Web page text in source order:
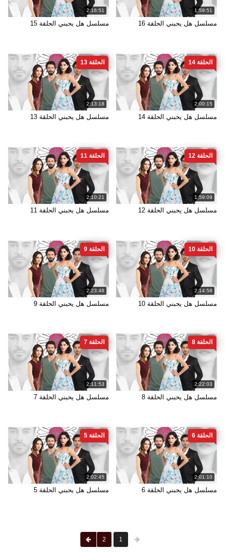
1:59:51
مسلسل هل يحبني الحلقة 16
2:16:51
مسلسل هل يحبني الحلقة 15
2:00:15
الحلقة 14
مسلسل هل يحبني الحلقة 14
2:13:18
الحلقة 13
مسلسل هل يحبني الحلقة 13
1:59:09
الحلقة 12
مسلسل هل يحبني الحلقة 12
2:10:21
الحلقة 11
مسلسل هل يحبني الحلقة 11
2:14:58
الحلقة 10
مسلسل هل يحبني الحلقة 10
2:23:48
الحلقة 9
مسلسل هل يحبني الحلقة 9
2:22:03
الحلقة 8
مسلسل هل يحبني الحلقة 8
2:11:53
الحلقة 7
مسلسل هل يحبني الحلقة 7
2:01:10
الحلقة 6
مسلسل هل يحبني الحلقة 6
2:02:45
الحلقة 5
مسلسل هل يحبني الحلقة 5
1
2